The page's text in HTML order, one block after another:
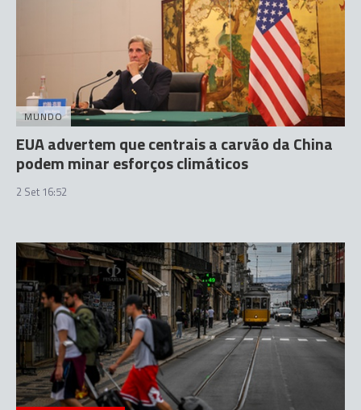
MUNDO
EUA advertem que centrais a carvão da China
podem minar esforços climáticos
2 Set 16:52